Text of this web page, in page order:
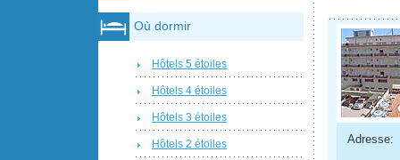
Adresse:
Où dormir
Hôtels 5 étoiles
Hôtels 4 étoiles
Hôtels 3 étoiles
Hôtels 2 étoiles